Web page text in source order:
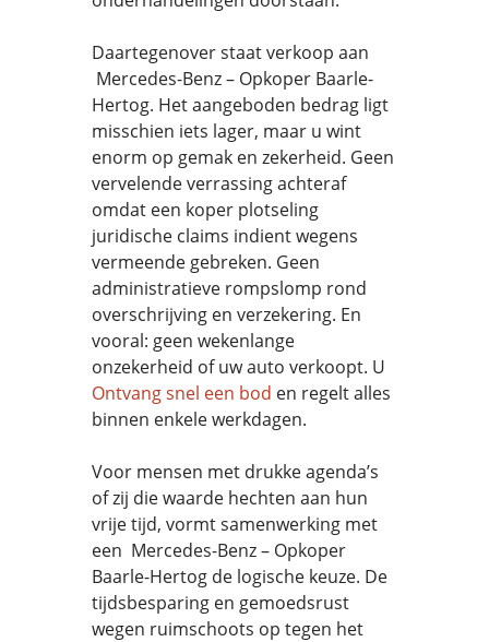
Daartegenover staat verkoop aan
Mercedes-Benz – Opkoper Baarle-
Hertog. Het aangeboden bedrag ligt
misschien iets lager, maar u wint
enorm op gemak en zekerheid. Geen
vervelende verrassing achteraf
omdat een koper plotseling
juridische claims indient wegens
vermeende gebreken. Geen
administratieve rompslomp rond
overschrijving en verzekering. En
vooral: geen wekenlange
onzekerheid of uw auto verkoopt. U
Ontvang snel een bod en regelt alles
binnen enkele werkdagen.
Voor mensen met drukke agenda’s
of zij die waarde hechten aan hun
vrije tijd, vormt samenwerking met
een Mercedes-Benz – Opkoper
Baarle-Hertog de logische keuze. De
tijdsbesparing en gemoedsrust
wegen ruimschoots op tegen het